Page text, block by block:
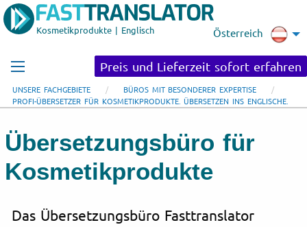
Kosmetikprodukte | Englisch Österreich
Preis und Lieferzeit sofort erfahren
UNSERE FACHGEBIETE
BÜROS MIT BESONDERER EXPERTISE
PROFI-ÜBERSETZER FÜR KOSMETIKPRODUKTE. ÜBERSETZEN INS ENGLISCHE.
Übersetzungsbüro für
Kosmetikprodukte
Das Übersetzungsbüro Fasttranslator